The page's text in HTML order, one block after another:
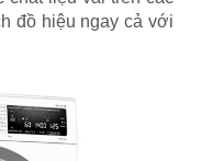
đồ hiệu ngay cả với